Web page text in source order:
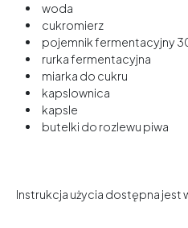
woda
cukromierz
pojemnik fermentacyjny
rurka fermentacyjna
miarka do cukru
kapslownica
kapsle
butelki do rozlewu piwa
Instrukcja użycia dostępna jest